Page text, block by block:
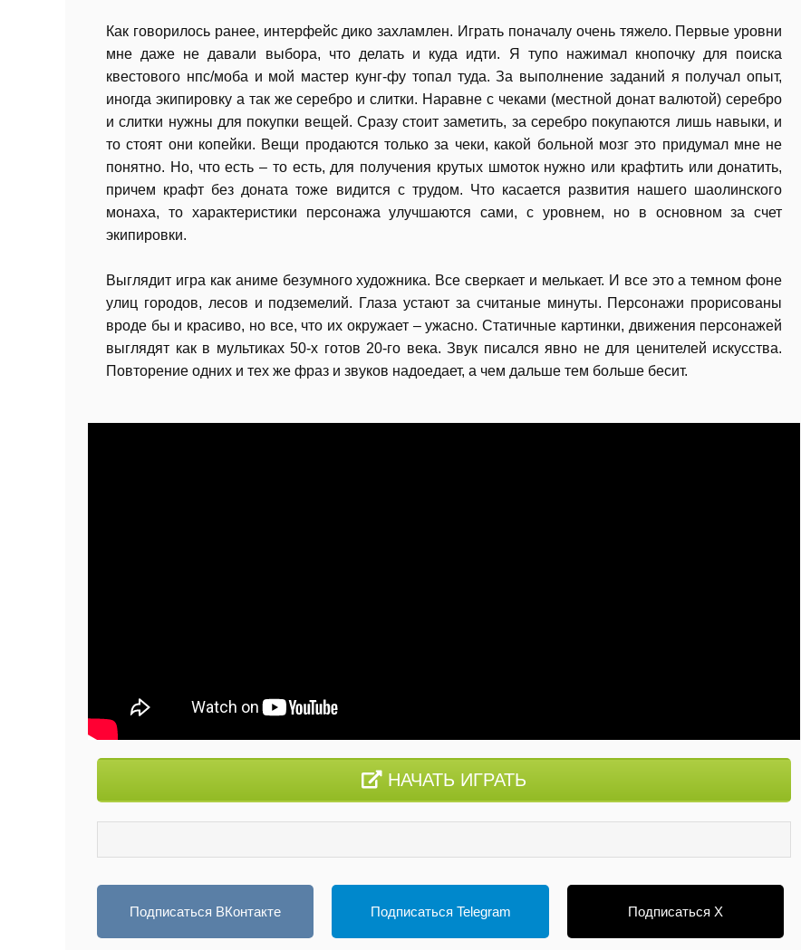
Как говорилось ранее, интерфейс дико захламлен. Играть поначалу очень тяжело. Первые уровни
мне даже не давали выбора, что делать и куда идти. Я тупо нажимал кнопочку для поиска
квестового нпс/моба и мой мастер кунг-фу топал туда. За выполнение заданий я получал опыт,
иногда экипировку а так же серебро и слитки. Наравне с чеками (местной донат валютой) серебро
и слитки нужны для покупки вещей. Сразу стоит заметить, за серебро покупаются лишь навыки, и
то стоят они копейки. Вещи продаются только за чеки, какой больной мозг это придумал мне не
понятно. Но, что есть – то есть, для получения крутых шмоток нужно или крафтить или донатить,
причем крафт без доната тоже видится с трудом. Что касается развития нашего шаолинского
монаха, то характеристики персонажа улучшаются сами, с уровнем, но в основном за счет
экипировки.
Выглядит игра как аниме безумного художника. Все сверкает и мелькает. И все это а темном фоне
улиц городов, лесов и подземелий. Глаза устают за считаные минуты. Персонажи прорисованы
вроде бы и красиво, но все, что их окружает – ужасно. Статичные картинки, движения персонажей
выглядят как в мультиках 50-х готов 20-го века. Звук писался явно не для ценителей искусства.
Повторение одних и тех же фраз и звуков надоедает, а чем дальше тем больше бесит.
НАЧАТЬ ИГРАТЬ
Подписаться ВКонтакте Подписаться Telegram Подписаться X